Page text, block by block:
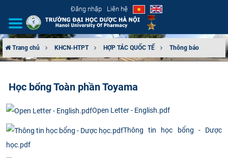
Đăng nhập Liên hệ
CƠ CẤU TỔ CHỨC
TUYỂN SINH
ĐÀO TẠO
Trang chủ KHCN-HTPT HỢP TÁC QUỐC TẾ Thông báo
Học bổng Toàn phần Toyama
Open Letter - English.pdf
Thông tin học bổng - Dược
học.pdf